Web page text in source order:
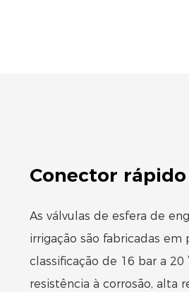
Conector
As válvulas de esfera de
irrigação são fabricadas
classificação de 16 bar a
resistência à corrosão, alta